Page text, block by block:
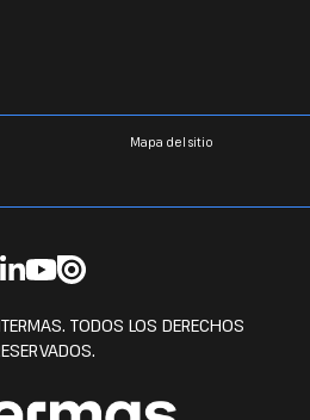
Mapa del sitio
TODOS LOS DERECHOS